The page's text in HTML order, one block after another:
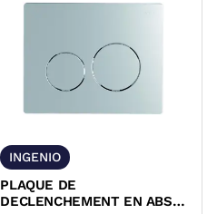
INGENIO
PLAQUE DE
DECLENCHEMENT EN ABS